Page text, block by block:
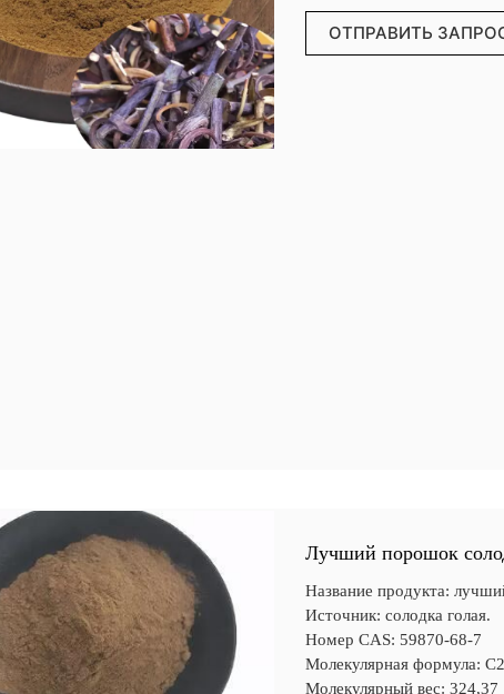
ОТПРАВИТЬ
Лучший порошок
Название продукта:
Источник: солодка голая.
Номер CAS: 59870-68-7
Молекулярная формула:
Молекулярный вес: 324,37